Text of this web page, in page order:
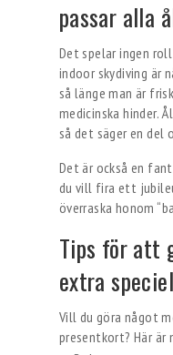
passar alla
Det spelar ingen
indoor skydiving är
så länge man är
medicinska hinder.
så det säger en
Det är också en
du vill fira ett
överraska honom
Tips för att
extra
Vill du göra något
presentkort? Här är